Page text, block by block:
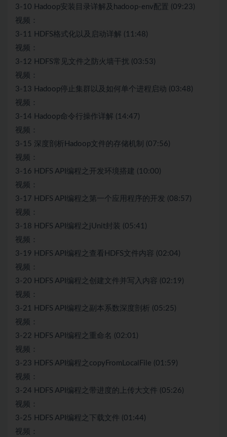
3-10 Hadoop安装目录详解及hadoop-env配置 (09:23)
视频：
3-11 HDFS格式化以及启动详解 (11:48)
视频：
3-12 HDFS常见文件之防火墙干扰 (03:53)
视频：
3-13 Hadoop停止集群以及如何单个进程启动 (03:48)
视频：
3-14 Hadoop命令行操作详解 (14:47)
视频：
3-15 深度剖析Hadoop文件的存储机制 (07:56)
视频：
3-16 HDFS API编程之开发环境搭建 (10:00)
视频：
3-17 HDFS API编程之第一个应用程序的开发 (08:57)
视频：
3-18 HDFS API编程之jUnit封装 (05:41)
视频：
3-19 HDFS API编程之查看HDFS文件内容 (02:04)
视频：
3-20 HDFS API编程之创建文件并写入内容 (02:19)
视频：
3-21 HDFS API编程之副本系数深度剖析 (05:25)
视频：
3-22 HDFS API编程之重命名 (02:01)
视频：
3-23 HDFS API编程之copyFromLocalFile (01:59)
视频：
3-24 HDFS API编程之带进度的上传大文件 (05:26)
视频：
3-25 HDFS API编程之下载文件 (01:44)
视频：